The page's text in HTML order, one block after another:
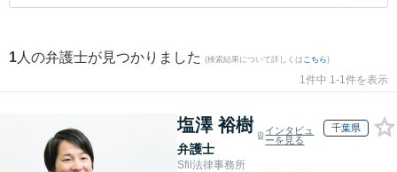
1 人の弁護士が見つかりました (検索結果について詳しくは こちら)
1件中 1-1件を表示
塩澤 裕樹
弁護士
インタビュ
ーを見る
千葉県
Sfil法律事務所